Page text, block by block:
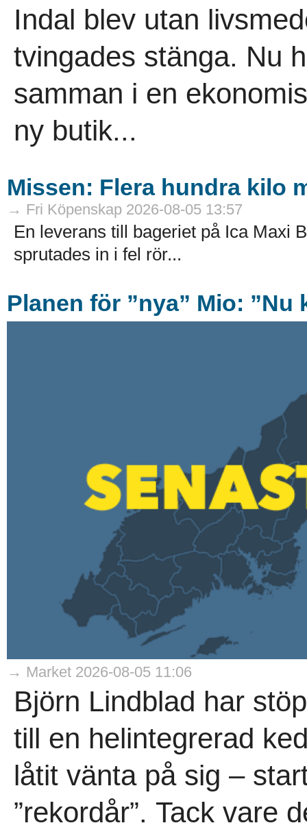
Indal blev utan
tvingades stänga. Nu
samman i en
ny butik...
Missen: Flera hundra kilo
→ Fri Köpenskap 2026-08-05 13:57
En leverans till bageriet på Ica Maxi
sprutades in i fel rör...
Planen för ”nya” Mio:
→ Market 2026-08-05 11:06
Björn Lindblad har
till en helintegrerad
låtit vänta på sig –
”rekordår”. Tack vare